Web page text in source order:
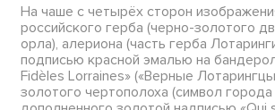
На чаше с четырёх сторон
российского герба (черно-золотого
орла), алериона (часть герба
подписью красной эмалью на
Fidèles Lorraines» («Верные
золотого чертополоха (символ города